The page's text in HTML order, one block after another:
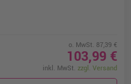
o. MwSt. 87,39 €
103,99 €
inkl. MwSt. zzgl. Versand